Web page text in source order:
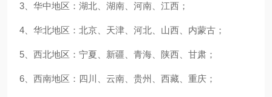
3、华中地区：湖北、湖南、河南、江西；
4、华北地区：北京、天津、河北、山西、内蒙古；
5、西北地区：宁夏、新疆、青海、陕西、甘肃；
6、西南地区：四川、云南、贵州、西藏、重庆；